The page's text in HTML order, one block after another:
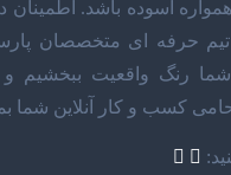
آسوده باشد. اطمینان
حرفه ای متخصصان
شما رنگ واقعیت ببخشیم
حامی کسب و کار آنلاین شما